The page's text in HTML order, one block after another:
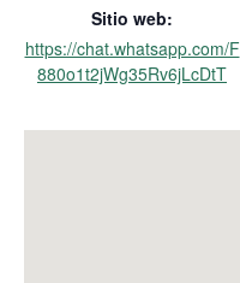
Sitio web:
https://chat.whatsapp.com/F
880o1t2jWg35Rv6jLcDtT